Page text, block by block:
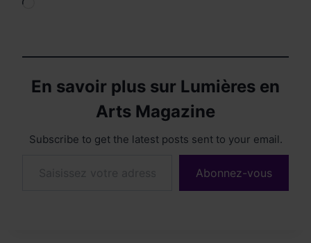
En savoir plus sur Lumières en
Arts Magazine
Subscribe to get the latest posts sent to your email.
Abonnez-vous